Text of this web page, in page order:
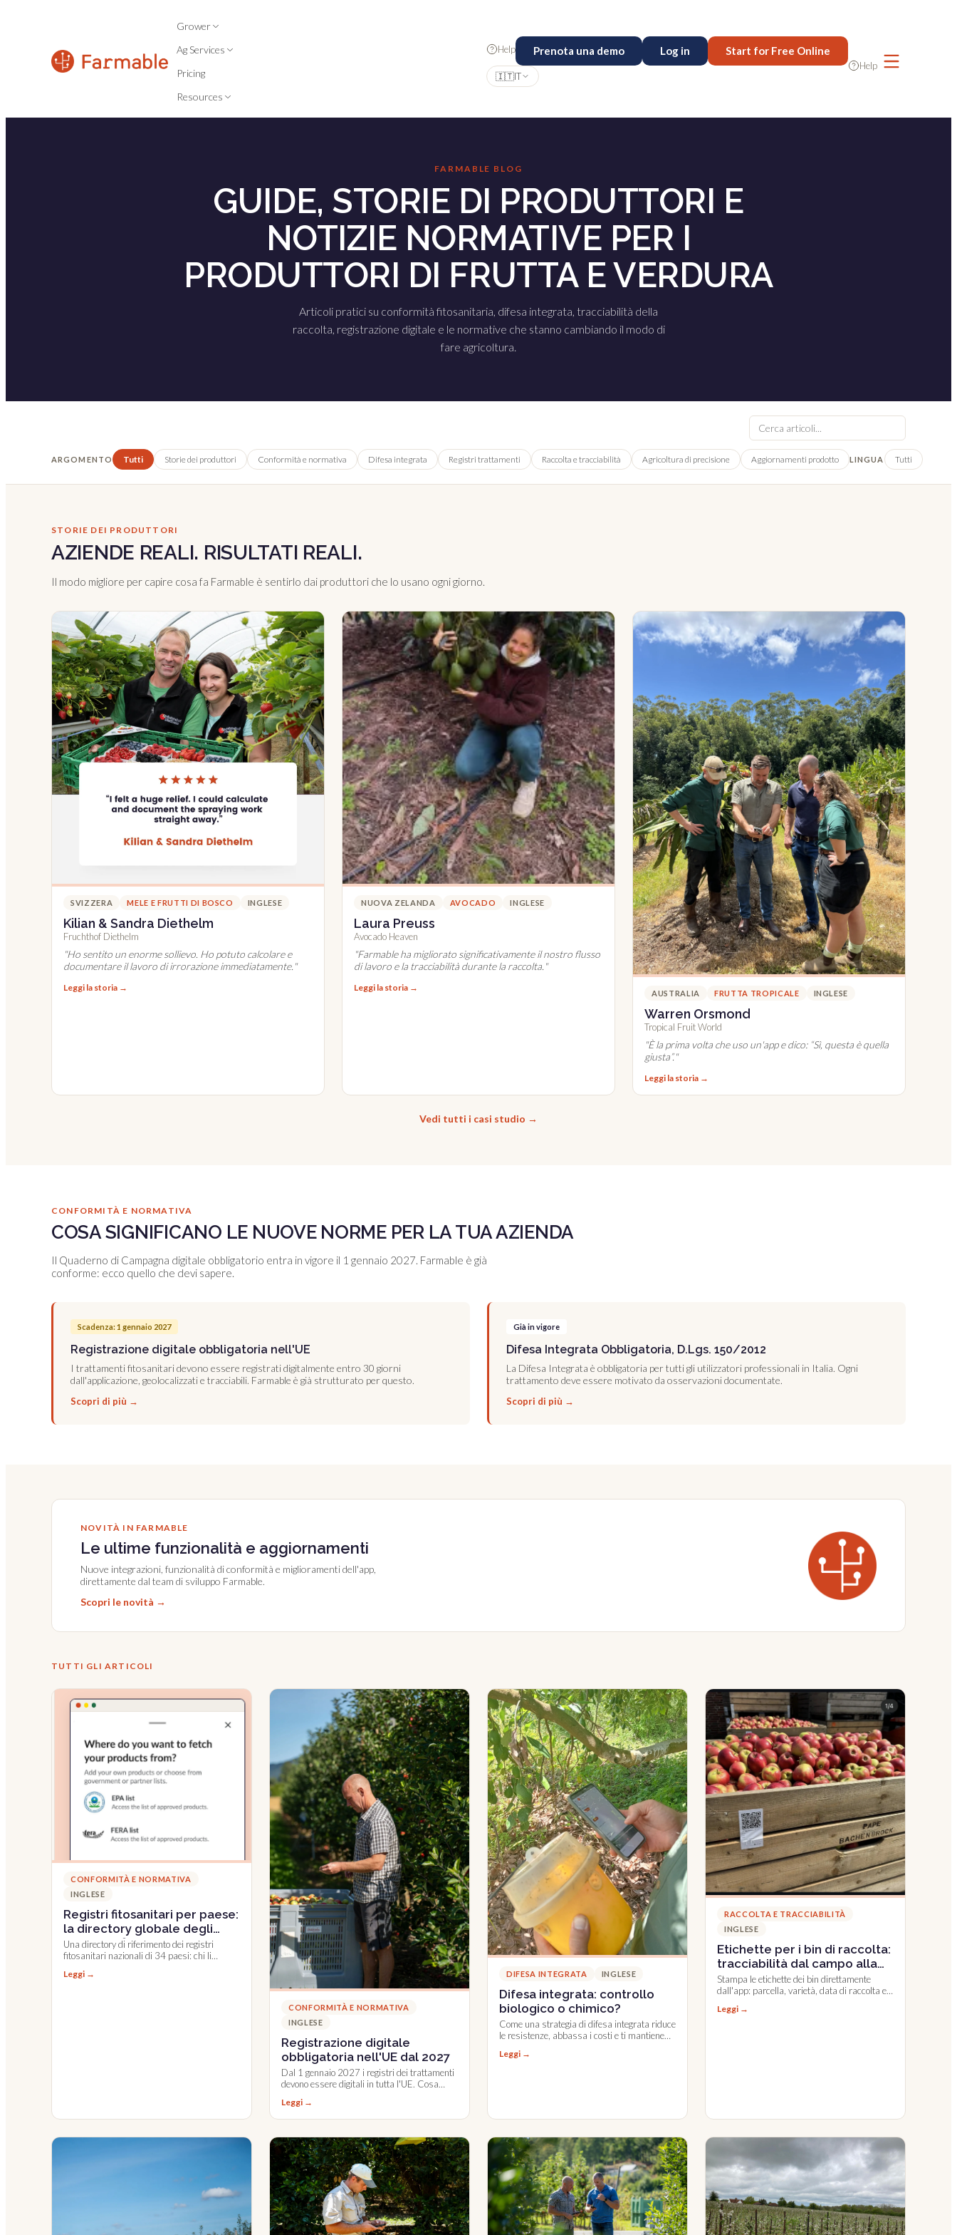
Grower
Ag Services
Pricing
Resources
Help Prenota una demo Log in Start for Free Online
🇮🇹IT
Help
FARMABLE BLOG
GUIDE, STORIE DI PRODUTTORI E
NOTIZIE NORMATIVE PER I
PRODUTTORI DI FRUTTA E VERDURA
Articoli pratici su conformità fitosanitaria, difesa integrata, tracciabilità della
raccolta, registrazione digitale e le normative che stanno cambiando il modo di
fare agricoltura.
ARGOMENTO Tutti Storie dei produttori Conformità e normativa Difesa integrata Registri trattamenti Raccolta e tracciabilità Agricoltura di precisione Aggiornamenti prodotto LINGUA Tutti
STORIE DEI PRODUTTORI
AZIENDE REALI. RISULTATI REALI.
Il modo migliore per capire cosa fa Farmable è sentirlo dai produttori che lo usano ogni giorno.
SVIZZERA MELE E FRUTTI DI BOSCO INGLESE
Kilian & Sandra Diethelm
Fruchthof Diethelm
"Ho sentito un enorme sollievo. Ho potuto calcolare e
documentare il lavoro di irrorazione immediatamente. "
Leggi la storia →
NUOVA ZELANDA AVOCADO INGLESE
Laura Preuss
Avocado Heaven
"Farmable ha migliorato significativamente il nostro flusso
di lavoro e la tracciabilità durante la raccolta. "
Leggi la storia →
AUSTRALIA FRUTTA TROPICALE INGLESE
Warren Orsmond
Tropical Fruit World
"È la prima volta che uso un'app e dico: “Sì, questa è quella
giusta”."
Leggi la storia →
Vedi tutti i casi studio →
CONFORMITÀ E NORMATIVA
COSA SIGNIFICANO LE NUOVE NORME PER LA TUA AZIENDA
Il Quaderno di Campagna digitale obbligatorio entra in vigore il 1 gennaio 2027. Farmable è già
conforme: ecco quello che devi sapere.
Scadenza: 1 gennaio 2027
Registrazione digitale obbligatoria nell'UE
I trattamenti fitosanitari devono essere registrati digitalmente entro 30 giorni
dall'applicazione, geolocalizzati e tracciabili. Farmable è già strutturato per questo.
Scopri di più →
Già in vigore
Difesa Integrata Obbligatoria, D.Lgs. 150/2012
La Difesa Integrata è obbligatoria per tutti gli utilizzatori professionali in Italia. Ogni
trattamento deve essere motivato da osservazioni documentate.
Scopri di più →
NOVITÀ IN FARMABLE
Le ultime funzionalità e aggiornamenti
Nuove integrazioni, funzionalità di conformità e miglioramenti dell'app,
direttamente dal team di sviluppo Farmable.
Scopri le novità →
TUTTI GLI ARTICOLI
CONFORMITÀ E NORMATIVA
INGLESE
Registri fitosanitari per paese:
la directory globale degli
elenchi ufficiali
Una directory di riferimento dei registri
fitosanitari nazionali di 34 paesi: chi li
integrati in Farmable.
Leggi →
CONFORMITÀ E NORMATIVA
INGLESE
Registrazione digitale
obbligatoria nell'UE dal 2027
Dal 1 gennaio 2027 i registri dei trattamenti
devono essere digitali in tutta l'UE. Cosa
Leggi →
DIFESA INTEGRATA INGLESE
Difesa integrata: controllo
biologico o chimico?
Come una strategia di difesa integrata riduce
le resistenze, abbassa i costi e ti mantiene
Leggi →
RACCOLTA E TRACCIABILITÀ
INGLESE
Etichette per i bin di raccolta:
tracciabilità dal campo alla
lavorazione
Stampa le etichette dei bin direttamente
dall'app: parcella, varietà, data di raccolta e
Leggi →